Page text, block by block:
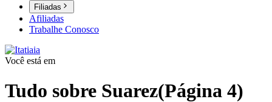
Filiadas
Afiliadas
Trabalhe Conosco
Você está em
Tudo sobre Suarez(Página 4)